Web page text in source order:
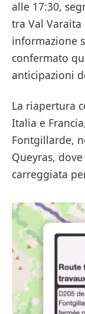
alle 17:30,
tra Val Varaita
informazione
confermato
anticipazioni
La riapertura
Italia e
Fontgillarde,
Queyras,
carreggiata